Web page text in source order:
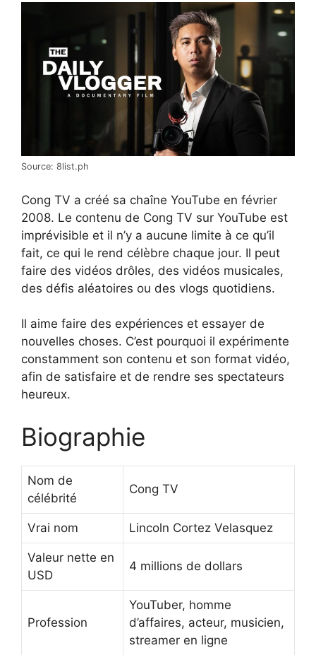
Source: 8list.ph
Cong TV a créé sa chaîne YouTube en février
2008. Le contenu de Cong TV sur YouTube est
imprévisible et il n’y a aucune limite à ce qu’il
fait, ce qui le rend célèbre chaque jour. Il peut
faire des vidéos drôles, des vidéos musicales,
des défis aléatoires ou des vlogs quotidiens.
Il aime faire des expériences et essayer de
nouvelles choses. C’est pourquoi il expérimente
constamment son contenu et son format vidéo,
afin de satisfaire et de rendre ses spectateurs
heureux.
Biographie
Nom de
célébrité
Cong TV
Vrai nom Lincoln Cortez Velasquez
Valeur nette en
USD
4 millions de dollars
Profession
YouTuber, homme
d’affaires, acteur, musicien,
streamer en ligne